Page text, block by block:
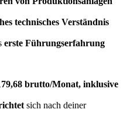
technisches Verständnis
erste Führungserfahrung
brutto/Monat, inklusive
sich nach deiner